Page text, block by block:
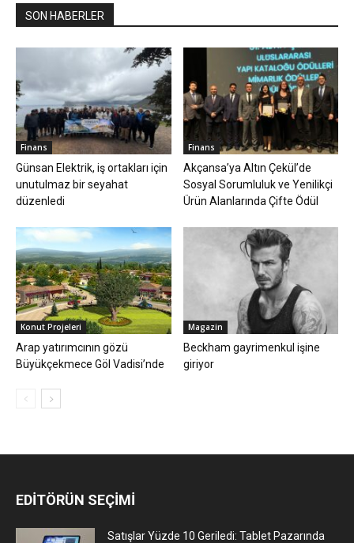
SON HABERLER
Finans
Günsan Elektrik, iş ortakları için
unutulmaz bir seyahat
düzenledi
Finans
Akçansa’ya Altın Çekül’de
Sosyal Sorumluluk ve Yenilikçi
Ürün Alanlarında Çifte Ödül
Konut Projeleri
Arap yatırımcının gözü
Büyükçekmece Göl Vadisi’nde
Magazin
Beckham gayrimenkul işine
giriyor
EDİTÖRÜN SEÇİMİ
Satışlar Yüzde 10 Geriledi: Tablet Pazarında